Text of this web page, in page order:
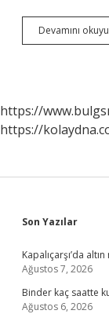
Devamını
https://
https://
Son Yazılar
Kapalıçarşı’da
Ağustos 7, 2026
Binder kaç saatte
Ağustos 6, 2026